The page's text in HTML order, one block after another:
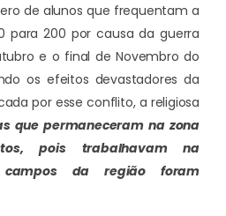
de alunos que frequentam a
para 200 por causa da guerra
e o final de Novembro do
os efeitos devastadores da
por esse conflito, a religiosa
que permaneceram na zona
pois trabalhavam na
da região foram